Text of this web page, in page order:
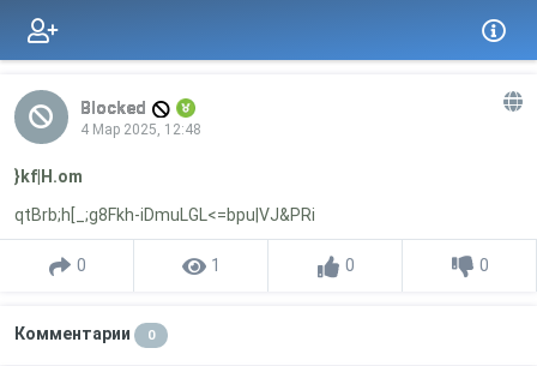
Blocked
4 Мар 2025, 12:48
}kf|H.om
qtBrb;h[_;g8Fkh-iDmuLGL<=bpu|VJ&PRi
0 1 0 0
Комментарии 0